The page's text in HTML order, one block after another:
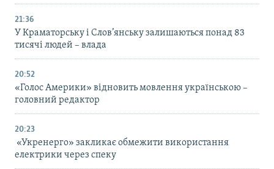
21:36
У Краматорську і Слов’янську залишаються понад 83
тисячі людей – влада
20:52
«Голос Америки» відновить мовлення українською –
головний редактор
20:23
«Укренерго» закликає обмежити використання
електрики через спеку